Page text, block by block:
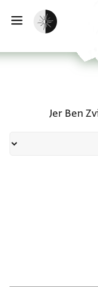
הפעלת מצב כהה
Jer Ben